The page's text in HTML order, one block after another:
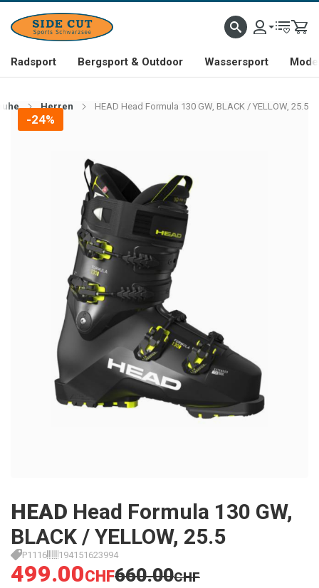
Radsport Bergsport & Outdoor Wassersport
Herren HEAD Head Formula 130 GW, BLACK / YELLOW, 25.5
-24%
HEAD Head Formula 130 GW,
BLACK / YELLOW, 25.5
P1116 194151623994
499.00CHF660.00CHF